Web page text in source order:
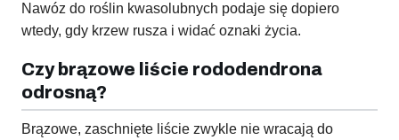
Nawóz do roślin kwasolubnych podaje się dopiero
wtedy, gdy krzew rusza i widać oznaki życia.
Czy brązowe liście rododendrona
odrosną?
Brązowe, zaschnięte liście zwykle nie wracają do